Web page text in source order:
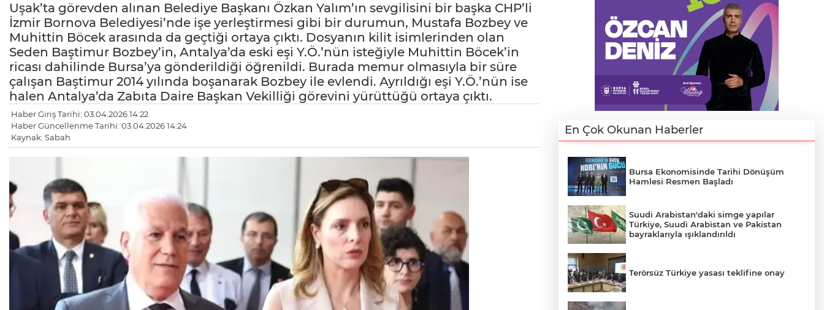
Uşak’ta görevden alınan Belediye Başkanı Özkan Yalım’ın sevgilisini bir başka CHP’li
İzmir Bornova Belediyesi’nde işe yerleştirmesi gibi bir durumun, Mustafa Bozbey ve
Muhittin Böcek arasında da geçtiği ortaya çıktı. Dosyanın kilit isimlerinden olan
Seden Baştimur Bozbey’in, Antalya’da eski eşi Y.Ö.’nün isteğiyle Muhittin Böcek’in
ricası dahilinde Bursa’ya gönderildiği öğrenildi. Burada memur olmasıyla bir süre
çalışan Baştimur 2014 yılında boşanarak Bozbey ile evlendi. Ayrıldığı eşi Y.Ö.’nün ise
halen Antalya’da Zabıta Daire Başkan Vekilliği görevini yürüttüğü ortaya çıktı.
Haber Giriş Tarihi: 03.04.2026 14:22
Haber Güncellenme Tarihi: 03.04.2026 14:24
Kaynak: Sabah
En Çok Okunan Haberler
Bursa Ekonomisinde Tarihi Dönüşüm
Hamlesi Resmen Başladı
Suudi Arabistan'daki simge yapılar
Türkiye, Suudi Arabistan ve Pakistan
bayraklarıyla ışıklandırıldı
Terörsüz Türkiye yasası teklifine onay